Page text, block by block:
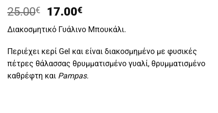
25.00€
Original
price
was:
25.00€.
17.00€Η
τρέχουσα
τιμή
είναι:
17.00€.
Διακοσμητικό Γυάλινο Μπουκάλι.
Περιέχει κερί Gel και είναι διακοσμημένο με φυσικές
πέτρες θάλασσας θρυμματισμένο γυαλί, θρυμματισμένο
καθρέφτη και Pampas.